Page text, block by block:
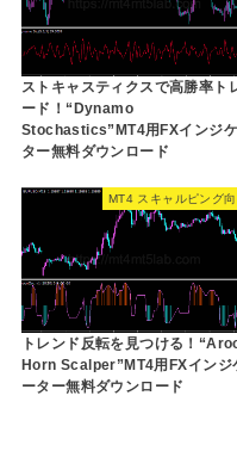
ストキャスティクスで高勝率ト
ード！“Dynamo
Stochastics”MT4用FXインジ
ター無料ダウンロード
MT4 スキャルピング
トレンド反転を見つける！
Horn Scalper”MT4用FXインジ
ーター無料ダウンロード